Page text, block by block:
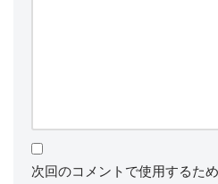
次回のコメントで使用するた